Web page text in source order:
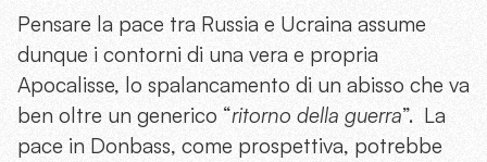
Pensare la pace tra Russia e Ucraina assume
dunque i contorni di una vera e propria
Apocalisse, lo spalancamento di un abisso che va
ben oltre un generico “ritorno della guerra”. La
pace in Donbass, come prospettiva, potrebbe